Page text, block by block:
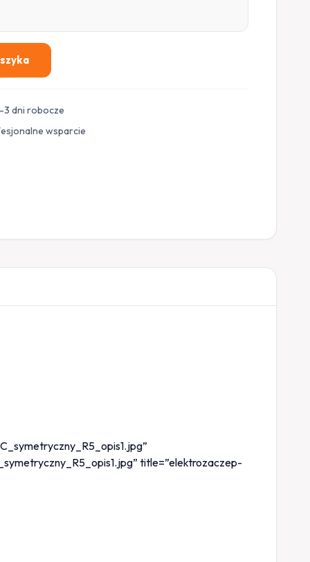
dni robocze
wsparcie
title=”elektrozaczep-